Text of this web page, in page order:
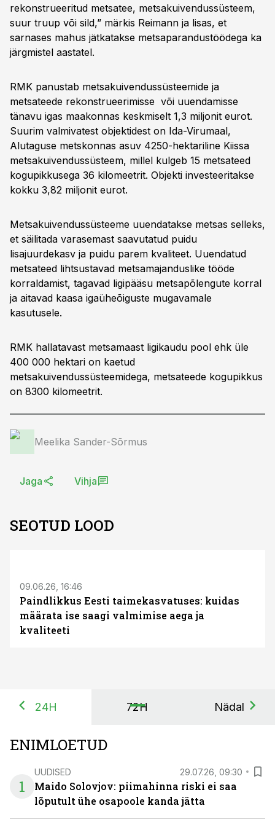
rekonstrueeritud metsatee, metsakuivendussüsteem,
suur truup või sild,” märkis Reimann ja lisas, et
sarnases mahus jätkatakse metsaparandustöödega ka
järgmistel aastatel.
RMK panustab metsakuivendussüsteemide ja
metsateede rekonstrueerimisse või uuendamisse
tänavu igas maakonnas keskmiselt 1,3 miljonit eurot.
Suurim valmivatest objektidest on Ida-Virumaal,
Alutaguse metskonnas asuv 4250-hektariline Kiissa
metsakuivendussüsteem, millel kulgeb 15 metsateed
kogupikkusega 36 kilomeetrit. Objekti investeeritakse
kokku 3,82 miljonit eurot.
Metsakuivendussüsteeme uuendatakse metsas selleks,
et säilitada varasemast saavutatud puidu
lisajuurdekasv ja puidu parem kvaliteet. Uuendatud
metsateed lihtsustavad metsamajanduslike tööde
korraldamist, tagavad ligipääsu metsapõlengute korral
ja aitavad kaasa igaüheõiguste mugavamale
kasutusele.
RMK hallatavast metsamaast ligikaudu pool ehk üle
400 000 hektari on kaetud
metsakuivendussüsteemidega, metsateede kogupikkus
on 8300 kilomeetrit.
Meelika Sander-Sõrmus
Jaga Vihja
SEOTUD LOOD
09.06.26, 16:46
Paindlikkus Eesti taimekasvatuses: kuidas
määrata ise saagi valmimise aega ja
kvaliteeti
24H 72H Nädal
ENIMLOETUD
1
UUDISED 29.07.26, 09:30
Maido Solovjov: piimahinna riski ei saa
lõputult ühe osapoole kanda jätta